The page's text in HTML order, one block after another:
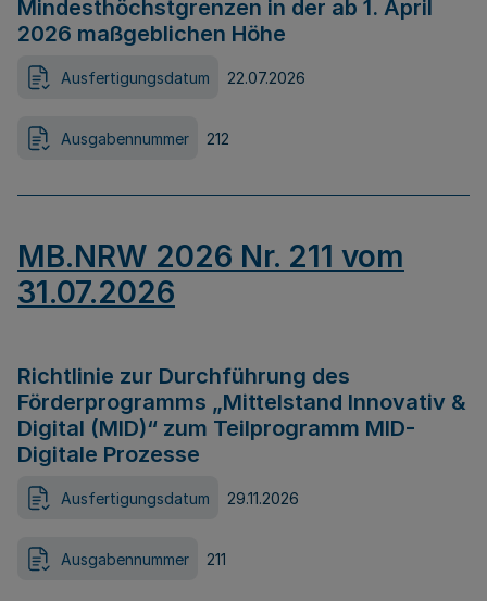
Mindesthöchstgrenzen in der ab 1. April
2026 maßgeblichen Höhe
Ausfertigungsdatum 22.07.2026
Ausgabennummer 212
MB.NRW 2026 Nr. 211 vom
31.07.2026
Richtlinie zur Durchführung des
Förderprogramms „Mittelstand Innovativ &
Digital (MID)“ zum Teilprogramm MID-
Digitale Prozesse
Ausfertigungsdatum 29.11.2026
Ausgabennummer 211